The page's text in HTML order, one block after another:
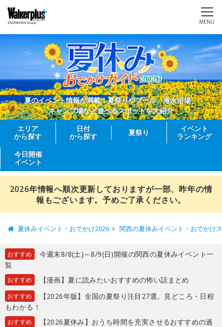
MENU
夏のイベント情報が満載！夏祭りやプール、海水浴場、
キャンプ場など遊べるスポットを大紹介
エリア
から探す
日付
から探す
夏祭り
イベント
ランキング
今日開催
イベント
2026年情報へ順次更新しておりますが一部、昨年の情
報もございます。予めご了承ください。
夏休みイベント・おでかけ2026 関西の夏休みイベント・おでかけ
おすすめ
今週末8/8(土)～8/9(日)開催の関西の夏休みイベント一
覧
おすすめ 【漫画】夏に読みたいおすすめの怖い話まとめ
おすすめ
【2026年版】全国の夏祭り注目27選。見どころ・日程
もわかる！
おすすめ
【2026夏休み】おうち時間を充実させるおすすめの過